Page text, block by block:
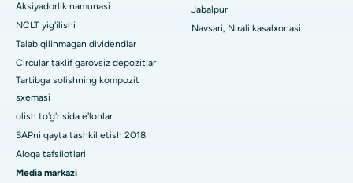
Janubiy Dehlidagi eng yaxshi ayollar saraton kasalxonasi
Aksiyadorlik namunasi
NCLT yig'ilishi
Talab qilinmagan dividendlar
Circular taklif garovsiz depozitlar
Tartibga solishning kompozit
sxemasi
olish to'g'risida e'lonlar
SAPni qayta tashkil etish 2018
Aloqa tafsilotlari
Media markazi
Jabalpur
Navsari, Nirali kasalxonasi